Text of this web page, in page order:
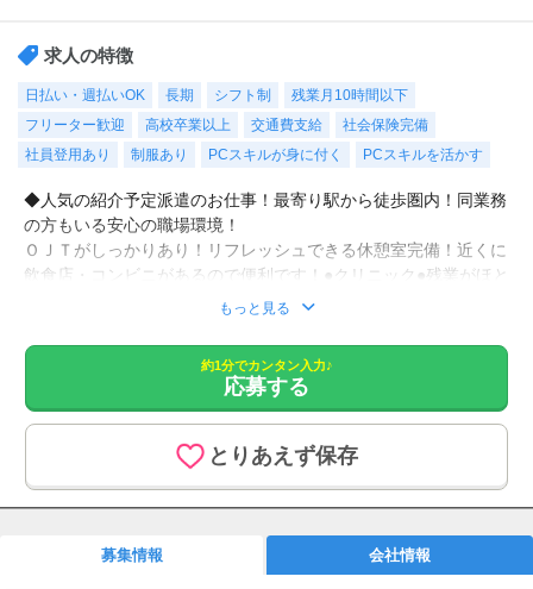
求人の特徴
日払い・週払いOK 長期 シフト制
残業月10時間以下
フリーター歓迎
高校卒業以上 交通費支給
社会保険完備
社員登用あり
制服あり PCスキルが身に付く PCスキルを活かす
◆人気の紹介予定派遣のお仕事！最寄り駅から徒歩圏内！同業務
の方もいる安心の職場環境！
ＯＪＴがしっかりあり！リフレッシュできる休憩室完備！近くに
飲食店・コンビニがあるので便利です！●クリニック●残業がほと
んどないので自分の時間がしっかり取れます！
受付、電子カルテの確認や受付証の入力、新規患者登録、コスト
入力、会計での自動精算機の精算説明、患者さんの呼び出しと案
内、レセプト業務、電子カルテ入力や各種文書作成、電話応対な
◆６ヶ月後に契約社員として直雇用予定です。
月払い給与の前払い制度として速払いサービス(日払いサービス)
を導入しています。
もっと見る
とりあえず保存
約1分でカンタン入力♪
応募する
募集情報 会社情報